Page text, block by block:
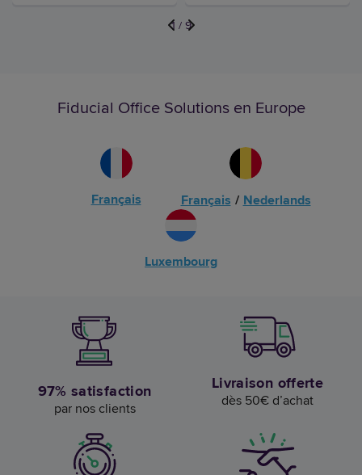
1 / 9
Fiducial Office Solutions en Europe
Français Français / Nederlands
Luxembourg
97% satisfaction
par nos clients
Livraison offerte
dès 50€ d’achat